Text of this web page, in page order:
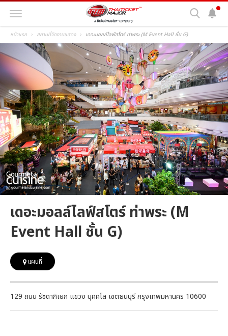
หน้าแรก สถานที่จัดงานแสดง เดอะมอลล์ไลฟ์สโตร์ ท่าพระ (M Event Hall ชั้น G)
เดอะมอลล์ไลฟ์สโตร์ ท่าพระ (M
Event Hall ชั้น G)
แผนที่
129 ถนน รัชดาภิเษก แขวง บุคคโล เขตธนบุรี กรุงเทพมหานคร 10600